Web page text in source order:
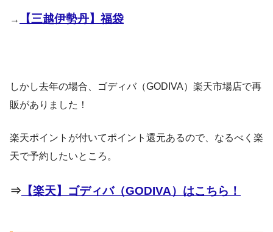
→ 【三越伊勢丹】福袋
しかし去年の場合、ゴディバ（GODIVA）楽天市場店で再
販がありました！
楽天ポイントが付いてポイント還元あるので、なるべく楽
天で予約したいところ。
⇒ 【楽天】ゴディバ（GODIVA）はこちら！